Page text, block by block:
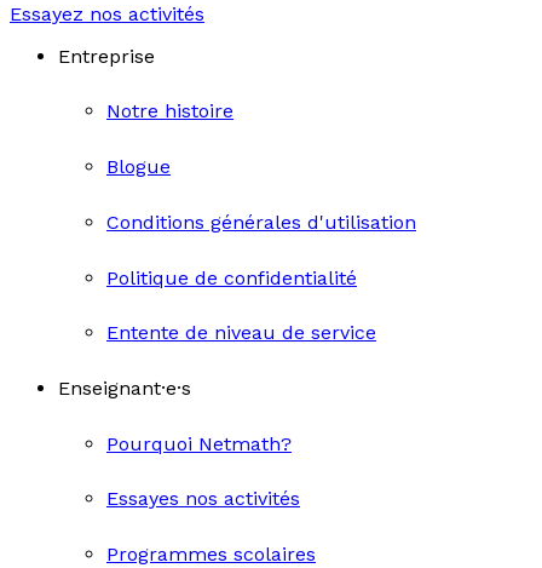
Essayez nos activités
Entreprise
Notre histoire
Blogue
Conditions générales d'utilisation
Politique de confidentialité
Entente de niveau de service
Enseignant·e·s
Pourquoi Netmath?
Essayes nos activités
Programmes scolaires